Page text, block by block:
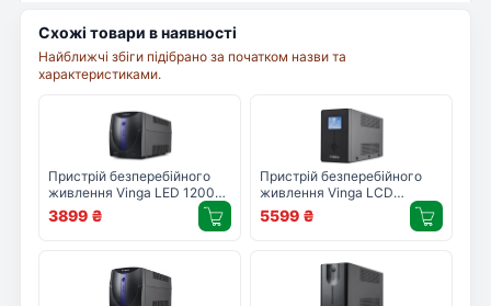
Схожі товари в наявності
Найближчі збіги підібрано за початком назви та
характеристиками.
Пристрій безперебійного
живлення Vinga LED 1200VA
plastic case with USB (VPE-
1200PU)
3899 ₴
Пристрій безперебійного
живлення Vinga LCD
1500VA metal case (VPC-
1500M)
5599 ₴